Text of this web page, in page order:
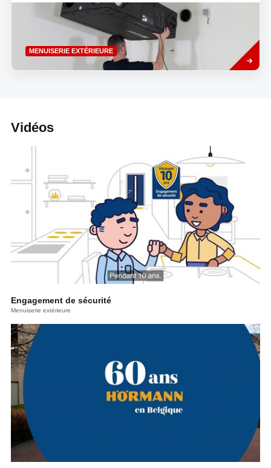
MENUISERIE EXTÉRIEURE
Savoir
plus
Vidéos
Engagement de sécurité
Menuiserie extérieure